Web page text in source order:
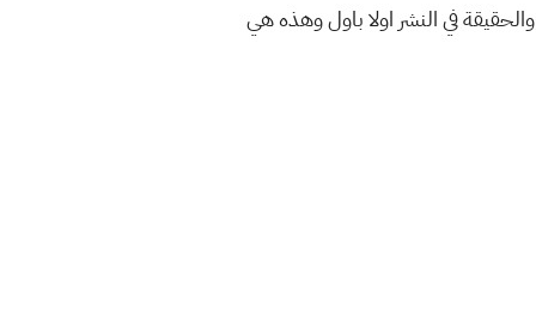
في النشر اولا باول وهذه هي